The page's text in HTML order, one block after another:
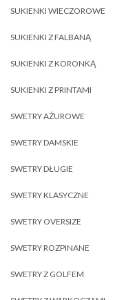
SUKIENKI WIECZOROWE
SUKIENKI Z FALBANĄ
SUKIENKI Z KORONKĄ
SUKIENKI Z PRINTAMI
SWETRY AŻUROWE
SWETRY DAMSKIE
SWETRY DŁUGIE
SWETRY KLASYCZNE
SWETRY OVERSIZE
SWETRY ROZPINANE
SWETRY Z GOLFEM